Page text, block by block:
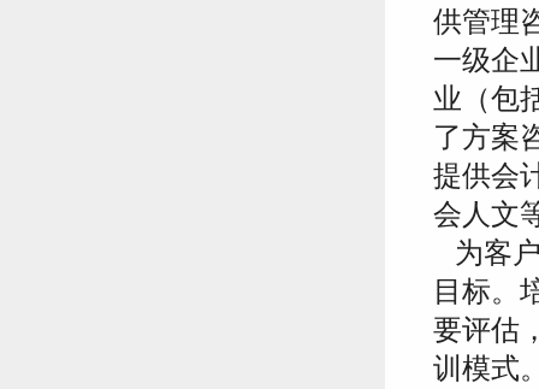
供管理
一级企
业（包
了方案
提供会
会人文
为客
目标。
要评估
训模式